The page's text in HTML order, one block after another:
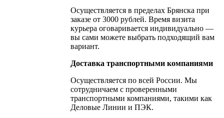
Осуществляется в пределах Брянска при
заказе от 3000 рублей. Время визита
курьера оговаривается индивидуально —
вы сами можете выбрать подходящий вам
вариант.
Доставка транспортными компаниями
Осуществляется по всей России. Мы
сотрудничаем с проверенными
транспортными компаниями, такими как
Деловые Линии и ПЭК.